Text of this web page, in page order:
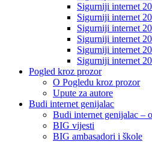
Sigurniji internet
Sigurniji internet
Sigurniji internet
Sigurniji internet
Sigurniji internet
Sigurniji internet
Pogled kroz prozor
O Pogledu kroz prozor
Upute za autore
Budi internet genijalac
Budi internet genijalac –
BIG vijesti
BIG ambasadori i škole